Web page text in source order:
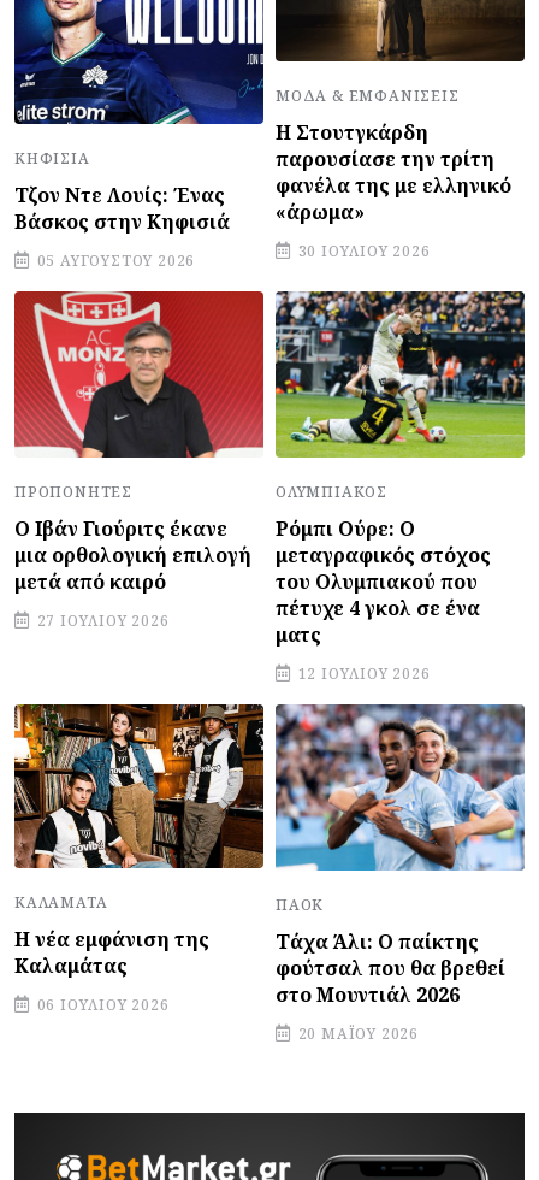
ΚΗΦΙΣΙΆ
Τζον Ντε Λουίς: Ένας
Βάσκος στην Κηφισιά
05 ΑΥΓΟΎΣΤΟΥ 2026
ΜΌΔΑ & ΕΜΦΑΝΊΣΕΙΣ
Η Στουτγκάρδη
παρουσίασε την τρίτη
φανέλα της με ελληνικό
«άρωμα»
30 ΙΟΥΛΊΟΥ 2026
ΠΡΟΠΟΝΗΤΈΣ
Ο Ιβάν Γιούριτς έκανε
μια ορθολογική επιλογή
μετά από καιρό
27 ΙΟΥΛΊΟΥ 2026
ΟΛΥΜΠΙΑΚΌΣ
Ρόμπι Ούρε: Ο
μεταγραφικός στόχος
του Ολυμπιακού που
πέτυχε 4 γκολ σε ένα
ματς
12 ΙΟΥΛΊΟΥ 2026
ΚΑΛΑΜΆΤΑ
Η νέα εμφάνιση της
Καλαμάτας
06 ΙΟΥΛΊΟΥ 2026
ΠΑΟΚ
Τάχα Άλι: Ο παίκτης
φούτσαλ που θα βρεθεί
στο Μουντιάλ 2026
20 ΜΑΪ́ΟΥ 2026